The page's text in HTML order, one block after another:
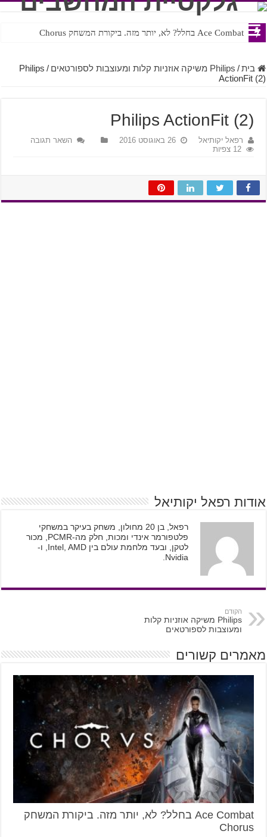
Ace Combat בחלל? לא, יותר מזה. ביקורת המשחק Chorus
Steven Universe והשירים שתורגמו בצורה נוראית לעברית
בית / Philips משיקה אוזניות קלות ומעוצבות לספורטאים /
Philips
ActionFit (2)
Philips ActionFit (2)
רפאל יקותיאל 26 באוגוסט 2016
השאר תגובה
12 צפיות
אודות רפאל יקותיאל
רפאל, בן 20 מחולון, משחק בעיקר במשחקי
פלטפורמר אינדי ומכות, חלק מה-PCMR, מכור
לטקן, ובעד מלחמת עולם בין Intel, AMD, ו-
Nvidia.
הקודם
Philips משיקה אוזניות קלות
ומעוצבות לספורטאים
מאמרים קשורים
Ace Combat בחלל? לא, יותר מזה. ביקורת המשחק
Chorus